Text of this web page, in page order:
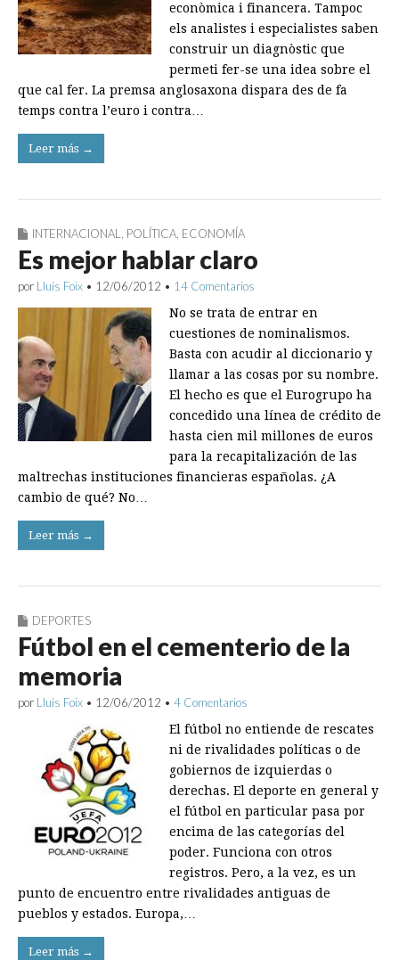
econòmica i financera. Tampoc
els analistes i especialistes saben
construir un diagnòstic que
permeti fer-se una idea sobre el
que cal fer. La premsa anglosaxona dispara des de fa
temps contra l’euro i contra…
Leer más →
INTERNACIONAL, POLÍTICA, ECONOMÍA
Es mejor hablar claro
por Lluís Foix • 12/06/2012 • 14 Comentarios
No se trata de entrar en
cuestiones de nominalismos.
Basta con acudir al diccionario y
llamar a las cosas por su nombre.
El hecho es que el Eurogrupo ha
concedido una línea de crédito de
hasta cien mil millones de euros
para la recapitalización de las
maltrechas instituciones financieras españolas. ¿A
cambio de qué? No…
Leer más →
DEPORTES
Fútbol en el cementerio de la
memoria
por Lluís Foix • 12/06/2012 • 4 Comentarios
El fútbol no entiende de rescates
ni de rivalidades políticas o de
gobiernos de izquierdas o
derechas. El deporte en general y
el fútbol en particular pasa por
encima de las categorías del
poder. Funciona con otros
registros. Pero, a la vez, es un
punto de encuentro entre rivalidades antiguas de
pueblos y estados. Europa,…
Leer más →